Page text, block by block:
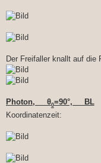
Der Freifaller knallt auf die
Photon, θ0=90°, BL-
Koordinatenzeit: